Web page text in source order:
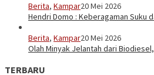
Berita, Kampar20 Mei 2026
Hendri Domo : Keberagaman Suku
Berita, Kampar20 Mei 2026
Olah Minyak Jelantah dari
TERBARU